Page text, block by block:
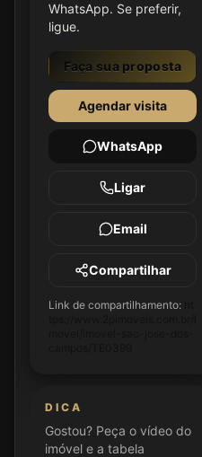
WhatsApp. Se preferir,
ligue.
Faça sua proposta
Agendar visita
WhatsApp
Ligar
Email
Compartilhar
Link de compartilhamento:
DICA
Gostou? Peça o vídeo do
imóvel e a tabela